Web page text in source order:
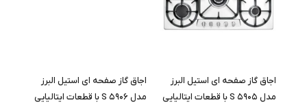
اجاق گاز صفحه ای استیل البرز
مدل S 5904 با قطعات ایتالیایی
اجاق گاز صفحه ای استیل البرز
مدل S 5905 با قطعات ایتالیایی